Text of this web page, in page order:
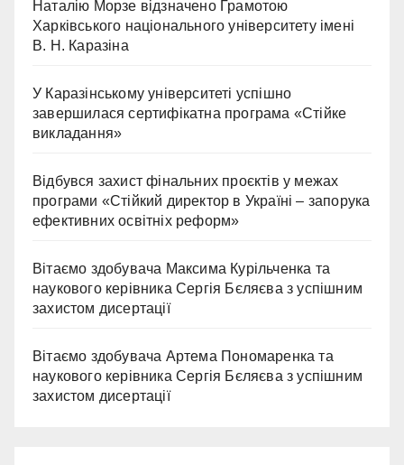
Наталію Морзе відзначено Грамотою
Харківського національного університету імені
В. Н. Каразіна
У Каразінському університеті успішно
завершилася сертифікатна програма «Стійке
викладання»
Відбувся захист фінальних проєктів у межах
програми «Стійкий директор в Україні – запорука
ефективних освітніх реформ»
Вітаємо здобувача Максима Курільченка та
наукового керівника Сергія Бєляєва з успішним
захистом дисертації
Вітаємо здобувача Артема Пономаренка та
наукового керівника Сергія Бєляєва з успішним
захистом дисертації